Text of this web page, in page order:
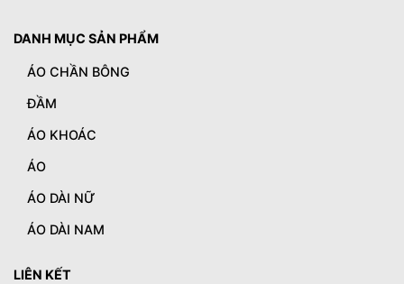
DANH MỤC SẢN PHẨM
ÁO CHẦN BÔNG
ĐẦM
ÁO KHOÁC
ÁO
ÁO DÀI NỮ
ÁO DÀI NAM
LIÊN KẾT